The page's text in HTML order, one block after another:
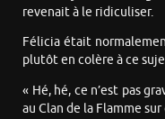
revenait à le ridiculiser.
Félicia était
plutôt en colère à ce
« Hé, hé, ce n’est pas
au Clan de la Flamme sur